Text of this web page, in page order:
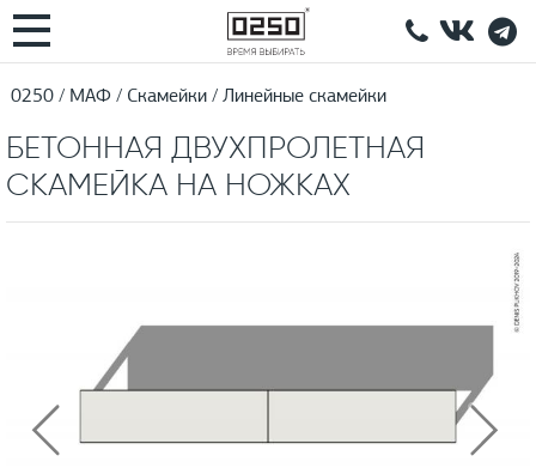
0250 МАФ Скамейки Линейные скамейки
БЕТОННАЯ ДВУХПРОЛЕТНАЯ
СКАМЕЙКА НА НОЖКАХ